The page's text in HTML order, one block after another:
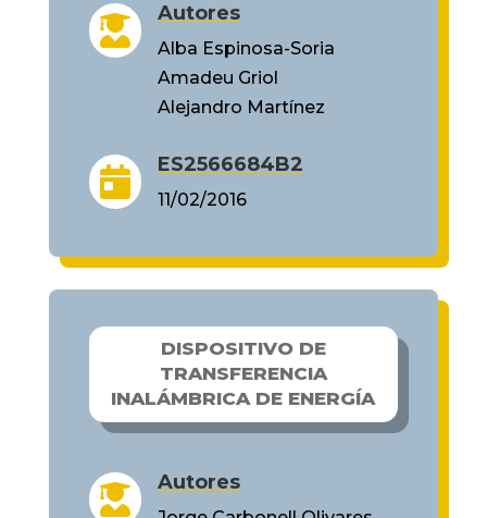
 Autores
Alba Espinosa-Soria
Amadeu Griol
Alejandro Martínez
 ES2566684B2
11/02/2016
DISPOSITIVO DE
TRANSFERENCIA
INALÁMBRICA DE ENERGÍA
 Autores